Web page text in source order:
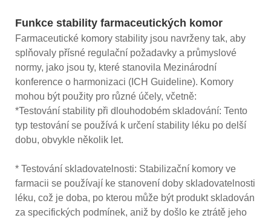
Funkce stability farmaceutických komor
Farmaceutické komory stability jsou navrženy tak, aby
splňovaly přísné regulační požadavky a průmyslové
normy, jako jsou ty, které stanovila Mezinárodní
konference o harmonizaci (ICH Guideline). Komory
mohou být použity pro různé účely, včetně:
*Testování stability při dlouhodobém skladování: Tento
typ testování se používá k určení stability léku po delší
dobu, obvykle několik let.
* Testování skladovatelnosti: Stabilizační komory ve
farmacii se používají ke stanovení doby skladovatelnosti
léku, což je doba, po kterou může být produkt skladován
za specifických podmínek, aniž by došlo ke ztrátě jeho